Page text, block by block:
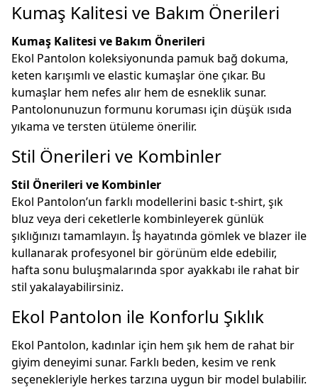
Kumaş Kalitesi ve Bakım Önerileri
Kumaş Kalitesi ve Bakım Önerileri
Ekol Pantolon koleksiyonunda pamuk bağ dokuma,
keten karışımlı ve elastic kumaşlar öne çıkar. Bu
kumaşlar hem nefes alır hem de esneklik sunar.
Pantolonunuzun formunu koruması için düşük ısıda
yıkama ve tersten ütüleme önerilir.
Stil Önerileri ve Kombinler
Stil Önerileri ve Kombinler
Ekol Pantolon’un farklı modellerini basic t-shirt, şık
bluz veya deri ceketlerle kombinleyerek günlük
şıklığınızı tamamlayın. İş hayatında gömlek ve blazer ile
kullanarak profesyonel bir görünüm elde edebilir,
hafta sonu buluşmalarında spor ayakkabı ile rahat bir
stil yakalayabilirsiniz.
Ekol Pantolon ile Konforlu Şıklık
Ekol Pantolon, kadınlar için hem şık hem de rahat bir
giyim deneyimi sunar. Farklı beden, kesim ve renk
seçenekleriyle herkes tarzına uygun bir model bulabilir.